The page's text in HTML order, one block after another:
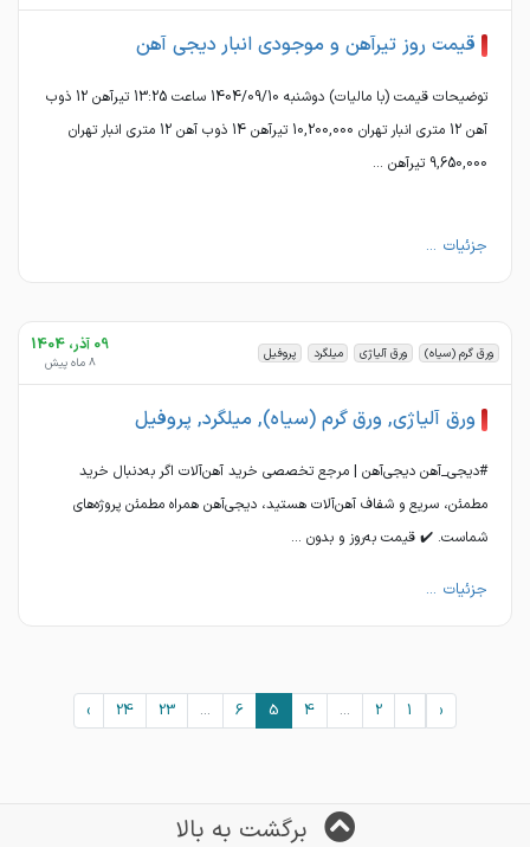
قیمت روز تیرآهن و موجودی انبار دیجی آهن
توضیحات قیمت (با مالیات) دوشنبه 1404/09/10 ساعت 13:25 تیرآهن 12 ذوب
آهن 12 متری انبار تهران 10,200,000 تیرآهن 14 ذوب آهن 12 متری انبار تهران
9,650,000 تیرآهن ...
جزئیات ...
ورق گرم (سیاه) ورق آلیاژی میلگرد پروفیل 09 آذر، 1404
8 ماه پیش
ورق آلیاژی, ورق گرم (سیاه), میلگرد, پروفیل
#دیجی_آهن دیجی‌آهن | مرجع تخصصی خرید آهن‌آلات اگر به‌دنبال خرید
مطمئن، سریع و شفاف آهن‌آلات هستید، دیجی‌آهن همراه مطمئن پروژه‌های
شماست. ✔️ قیمت به‌روز و بدون ...
جزئیات ...
‹
1
2
...
4
5
6
...
23
24
›
برگشت به بالا